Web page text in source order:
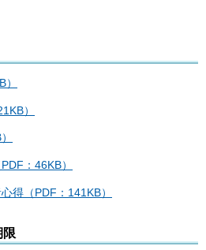
）
：46KB）
得（PDF：141KB）
限